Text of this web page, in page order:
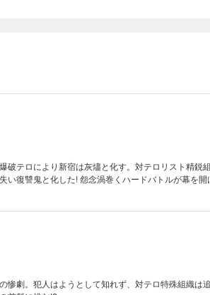
破テロにより新宿は灰燼と化す。対テロリスト精鋭
い復讐鬼と化した! 怨念渦巻くハードバトルが幕を開
惨劇。犯人はようとして知れず、対テロ特殊組織は